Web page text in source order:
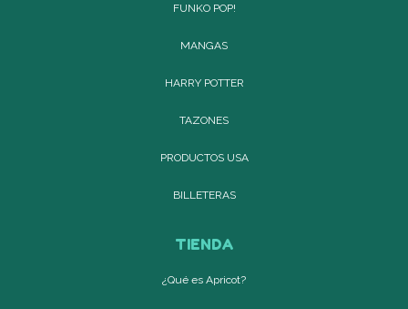
FUNKO POP!
MANGAS
HARRY POTTER
TAZONES
PRODUCTOS USA
BILLETERAS
TIENDA
¿Qué es Apricot?